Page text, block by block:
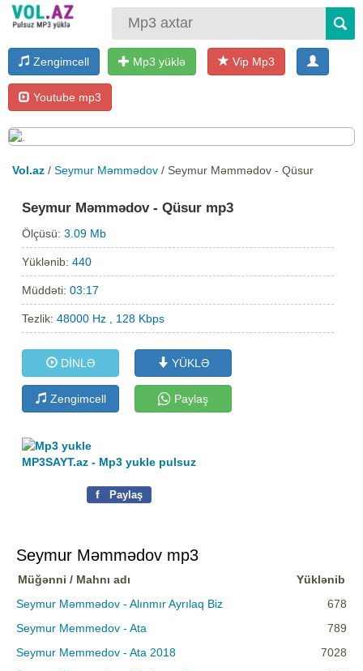
Zengimcell Mp3 yüklə Vip Mp3
Youtube mp3
Vol.az / Seymur Məmmədov / Seymur Məmmədov - Qüsur
Seymur Məmmədov - Qüsur mp3
Ölçüsü:3.09 Mb
Yüklənib:440
Müddəti:03:17
Tezlik:48000 Hz , 128 Kbps
DİNLƏ YÜKLƏ
Zengimcell Paylaş
MP3SAYT.az - Mp3 yukle pulsuz
f Paylaş
Seymur Məmmədov mp3
Müğənni / Mahnı adı
Yüklənib
Seymur Məmmədov - Alınmır Ayrılaq Biz
678
Seymur Memmedov - Ata
789
Seymur Memmedov - Ata 2018
7028